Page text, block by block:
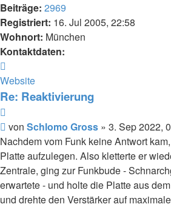
Beiträge: 2969
Registriert: 16. Jul 2005, 22:58
Wohnort: München
Kontaktdaten:
von
Schlomo
Website
Re: Reaktivierung
Beitrag
von Schlomo Gross » 3. Sep 2022,
Nachdem vom Funk keine Antwort
Platte aufzulegen. Also kletterte er
Zentrale, ging zur Funkbude -
erwartete - und holte die Platte aus
und drehte den Verstärker auf